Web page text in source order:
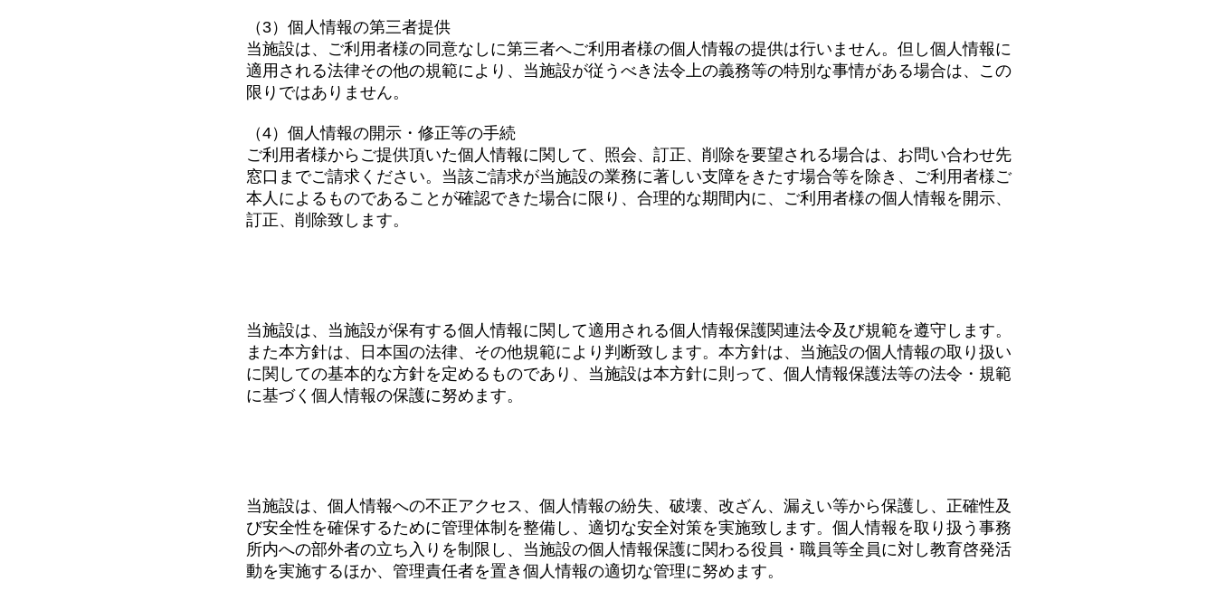
（3）個人情報の第三者提供
当施設は、ご利用者様の同意なしに第三者へご利用者様の個人情報の提供は行いません。但し個人情報に
適用される法律その他の規範により、当施設が従うべき法令上の義務等の特別な事情がある場合は、この
限りではありません。
（4）個人情報の開示・修正等の手続
ご利用者様からご提供頂いた個人情報に関して、照会、訂正、削除を要望される場合は、お問い合わせ先
窓口までご請求ください。当該ご請求が当施設の業務に著しい支障をきたす場合等を除き、ご利用者様ご
本人によるものであることが確認できた場合に限り、合理的な期間内に、ご利用者様の個人情報を開示、
訂正、削除致します。
当施設は、当施設が保有する個人情報に関して適用される個人情報保護関連法令及び規範を遵守します。
また本方針は、日本国の法律、その他規範により判断致します。本方針は、当施設の個人情報の取り扱い
に関しての基本的な方針を定めるものであり、当施設は本方針に則って、個人情報保護法等の法令・規範
に基づく個人情報の保護に努めます。
当施設は、個人情報への不正アクセス、個人情報の紛失、破壊、改ざん、漏えい等から保護し、正確性及
び安全性を確保するために管理体制を整備し、適切な安全対策を実施致します。個人情報を取り扱う事務
所内への部外者の立ち入りを制限し、当施設の個人情報保護に関わる役員・職員等全員に対し教育啓発活
動を実施するほか、管理責任者を置き個人情報の適切な管理に努めます。